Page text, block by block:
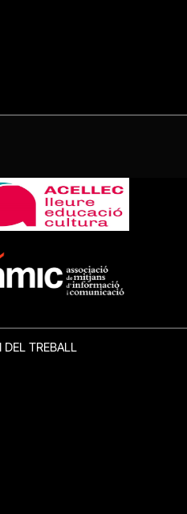
DEL TREBALL